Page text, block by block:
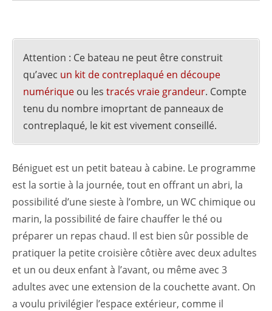
Attention : Ce bateau ne peut être construit
qu’avec un kit de contreplaqué en découpe
numérique ou les tracés vraie grandeur. Compte
tenu du nombre imoprtant de panneaux de
contreplaqué, le kit est vivement conseillé.
Béniguet est un petit bateau à cabine. Le programme
est la sortie à la journée, tout en offrant un abri, la
possibilité d’une sieste à l’ombre, un WC chimique ou
marin, la possibilité de faire chauffer le thé ou
préparer un repas chaud. Il est bien sûr possible de
pratiquer la petite croisière côtière avec deux adultes
et un ou deux enfant à l’avant, ou même avec 3
adultes avec une extension de la couchette avant. On
a voulu privilégier l’espace extérieur, comme il